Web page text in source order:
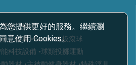
您提供更好的服務。繼續瀏
意使用 Cookies。
運動三輪車
步三輪車 •Boccia 地板滾球
能科技設備 •球類投擲運動